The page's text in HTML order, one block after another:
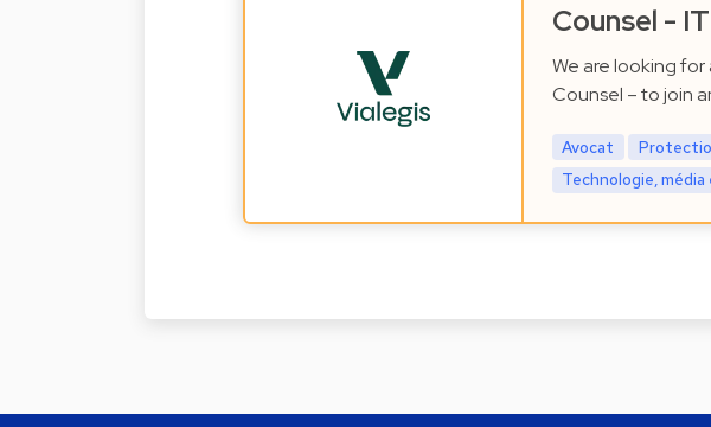
Counsel -
We are looking
Counsel – to join
Avocat
Technologie,